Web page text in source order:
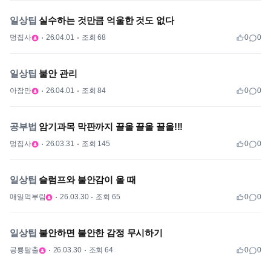
일상팁 실수하는 것만큼 억울한 것도 없다
멍집사 26.04.01 조회 68 0 0
일상팁 불안 관리
아잠만 26.04.01 조회 84 0 0
공부법 암기과목 막판까지 끌올 끌올 끌올!!!
멍집사 26.03.31 조회 145 0 0
일상팁 슬럼프와 불안감이 올 때
매일먹부림 26.03.30 조회 65 0 0
일상팁 불안하면 불안한 감정 무시하기
공룡탈출 26.03.30 조회 64 0 0